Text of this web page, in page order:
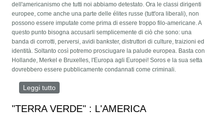
dell'americanismo che tutti noi abbiamo detestato. Ora le classi dirigenti
europee, come anche una parte delle élites russe (tutt'ora liberali), non
possono essere imputate come prima di essere troppo filo-americane. A
questo punto bisogna accusarli semplicemente di ciò che sono: una
banda di corrotti, perversi, avidi bankster, distruttori di culture, traizioni ed
identità. Soltanto così potremo prosciugare la palude europea. Basta con
Hollande, Merkel e Bruxelles, l'Europa agli Europei! Soros e la sua setta
dovrebbero essere pubblicamente condannati come criminali.
Leggi tutto
"TERRA VERDE" : L'AMERICA